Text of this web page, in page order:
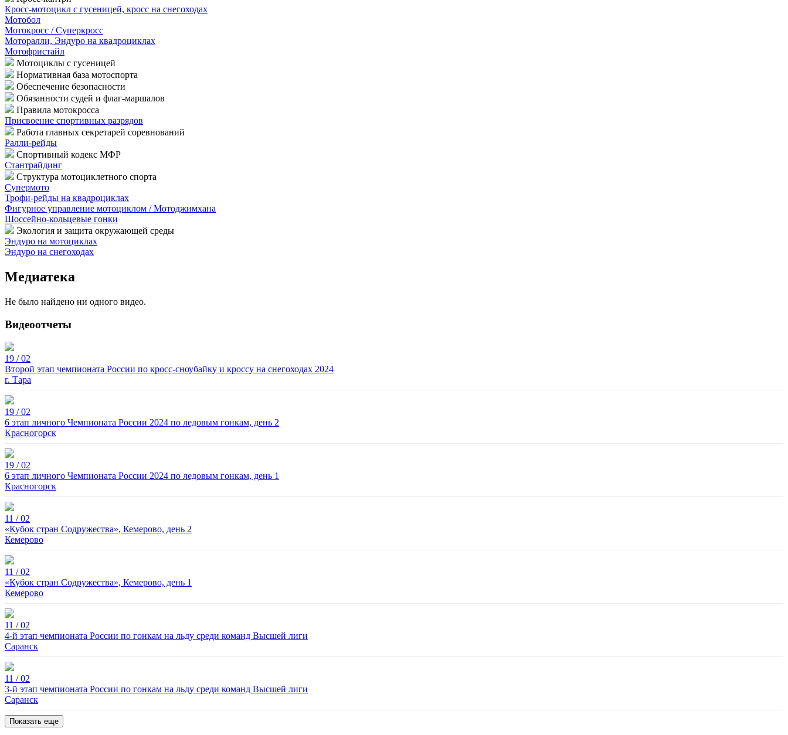
Кросс-мотоцикл с гусеницей, кросс на снегоходах
Мотобол
Мотокросс / Суперкросс
Моторалли, Эндуро на квадроциклах
Мотофристайл
Мотоциклы с гусеницей
Нормативная база мотоспорта
Обеспечение безопасности
Обязанности судей и флаг-маршалов
Правила мотокросса
Присвоение спортивных разрядов
Работа главных секретарей соревнований
Ралли-рейды
Спортивный кодекс МФР
Стантрайдинг
Структура мотоциклетного спорта
Супермото
Трофи-рейды на квадроциклах
Фигурное управление мотоциклом / Мотоджимхана
Шоссейно-кольцевые гонки
Экология и защита окружающей среды
Эндуро на мотоциклах
Эндуро на снегоходах
Медиатека
Не было найдено ни одного видео.
Видеоотчеты
19 / 02
Второй этап чемпионата России по кросс-сноубайку и кроссу на снегоходах 2024
г. Тара
19 / 02
6 этап личного Чемпионата России 2024 по ледовым гонкам, день 2
Красногорск
19 / 02
6 этап личного Чемпионата России 2024 по ледовым гонкам, день 1
Красногорск
11 / 02
«Кубок стран Содружества», Кемерово, день 2
Кемерово
11 / 02
«Кубок стран Содружества», Кемерово, день 1
Кемерово
11 / 02
4-й этап чемпионата России по гонкам на льду среди команд Высшей лиги
Саранск
11 / 02
3-й этап чемпионата России по гонкам на льду среди команд Высшей лиги
Саранск
Показать еще